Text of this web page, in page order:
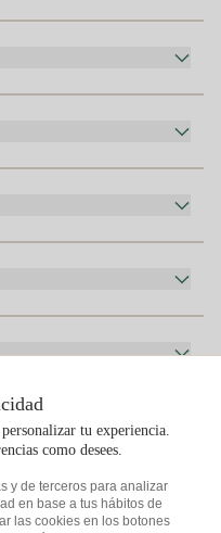
Clientes
tu experiencia.
como desees.
y de terceros para analizar
en base a tus hábitos de
las cookies en los botones